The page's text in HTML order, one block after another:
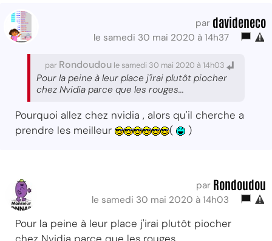
par davideneco
le samedi 30 mai 2020 à 14h37
par Rondoudou le samedi 30 mai 2020 à 14h03
Pour la peine à leur place j'irai plutôt piocher
chez Nvidia parce que les rouges...
Pourquoi allez chez nvidia , alors qu'il cherche a
prendre les meilleur
( )
par Rondoudou
le samedi 30 mai 2020 à 14h03
Pour la peine à leur place j'irai plutôt piocher